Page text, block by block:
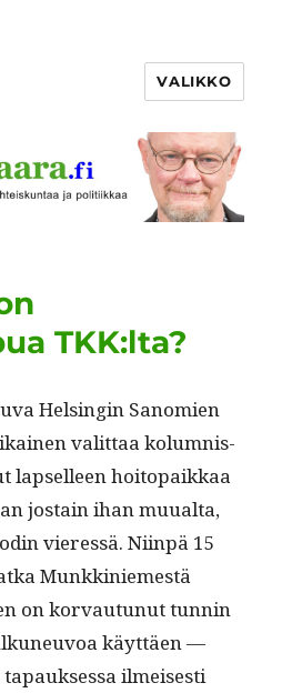
VALIKKO
TKK:lta?
Helsin­gin Sanomien
valit­taa kolum­nis­
lapselleen hoitopaikkaa
jostain ihan muual­ta,
vier­essä. Niin­pä 15
Munkkiniemestä
on kor­vau­tunut tun­nin
käyt­täen —
ilmeis­es­ti